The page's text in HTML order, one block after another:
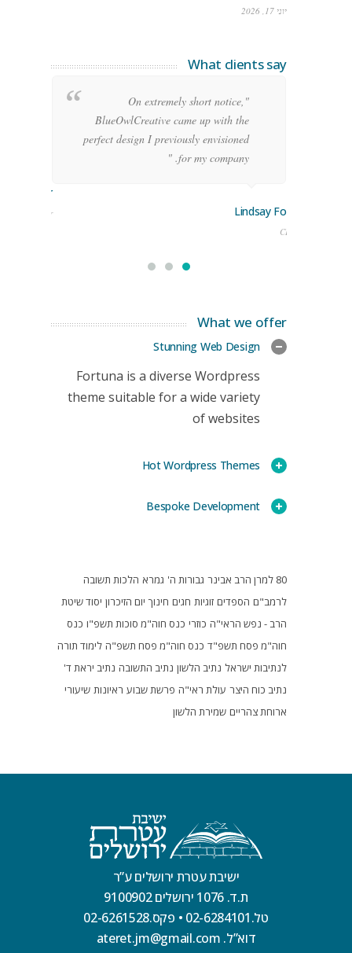
יוני 17, 2026
What clients say
"On extremely short notice,
BlueOwlCreative came up with the
perfect design I previously envisioned
for my company. "
Lindsay Ford
CEO
Stoner
Manager
What we offer
Stunning Web Design
Fortuna is a diverse Wordpress
theme suitable for a wide variety
of websites
Hot Wordpress Themes
Bespoke Development
80 למרן הרב אבינר גבורות ה' גמרא הלכות תשובה
לרמב"ם הספדים זוגיות חגים חינוך יום הזיכרון יסוד שיטת
הרב - נפש הראי"ה כוזרי כנס חוה"מ סוכות תשפ"ו כנס
חוה"מ פסח תשפ"ד כנס חוה"מ פסח תשפ"ה לימוד תורה
לנתיבות ישראל נתיב הלשון נתיב התשובה נתיב יראת ד'
נתיב כוח היצר עולת ראי"ה פרשת שבוע ראיונות שיעורי
ארוחת צהריים שמירת הלשון
ישיבת עטרת ירושלים ע”ר
ת.ד. 1076 ירושלים 9100902
טל.02-6284101
• פקס.02-6261528
דוא”ל. ateret.jm@gmail.com